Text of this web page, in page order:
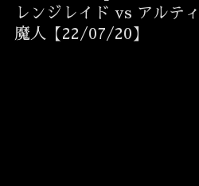
レンジレイド vs アルテ
魔人【22/07/20】